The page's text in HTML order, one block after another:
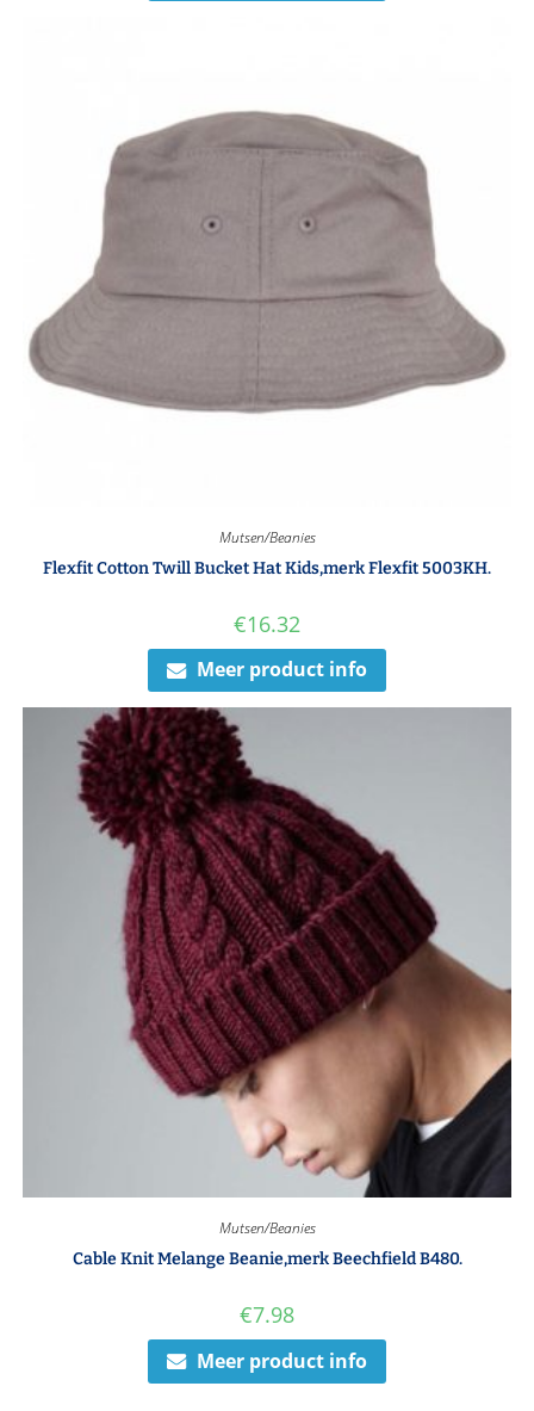
Mutsen/Beanies
Flexfit Cotton Twill Bucket Hat Kids,merk Flexfit 5003KH.
€16.32
Meer product info
Mutsen/Beanies
Cable Knit Melange Beanie,merk Beechfield B480.
€7.98
Meer product info